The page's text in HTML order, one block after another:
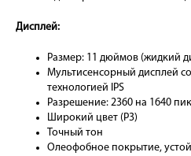
Дисплей:
Размер: 11 дюймов (жидкий
Мультисенсорный дисплей
технологией IPS
Разрешение: 2360 на 1640
Широкий цвет (P3)
Точный тон
Олеофобное покрытие,